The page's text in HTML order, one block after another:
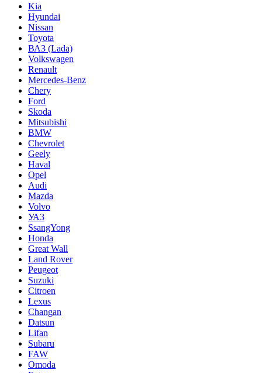
Kia
Hyundai
Nissan
Toyota
ВАЗ (Lada)
Volkswagen
Renault
Mercedes-Benz
Chery
Ford
Skoda
Mitsubishi
BMW
Chevrolet
Geely
Haval
Opel
Audi
Mazda
Volvo
УАЗ
SsangYong
Honda
Great Wall
Land Rover
Peugeot
Suzuki
Citroen
Lexus
Changan
Datsun
Lifan
Subaru
FAW
Omoda